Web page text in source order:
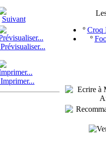
Prévisualiser...
Imprimer...
º Croq
º